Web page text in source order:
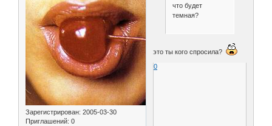
Зарегистрирован: 2005-03-30
Приглашений: 0
что будет
темная?
это ты кого спросила?
0